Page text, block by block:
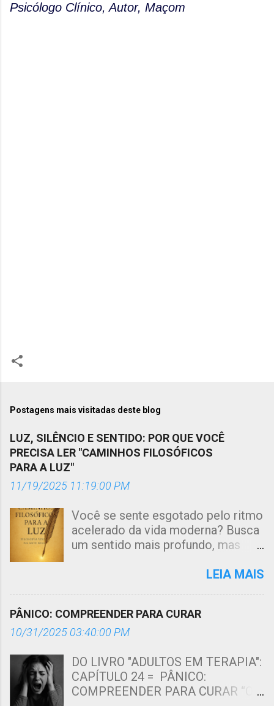
Psicólogo Clínico, Autor, Maçom
Postagens mais visitadas deste blog
LUZ, SILÊNCIO E SENTIDO: POR QUE VOCÊ
PRECISA LER "CAMINHOS FILOSÓFICOS
PARA A LUZ"
11/19/2025 11:19:00 PM
Você se sente esgotado pelo ritmo
acelerado da vida moderna? Busca
um sentido mais profundo, mas
livro "Caminhos Filosóficos para a
Cesar T. Ribeiro , é um convite
poderoso e lúcido para uma
transcende o âmbito literário e se
estabelece como uma profunda e
articulada proposta de filosofia
LEIA MAIS
PÂNICO: COMPREENDER PARA CURAR
10/31/2025 03:40:00 PM
DO LIVRO "ADULTOS EM TERAPIA":
CAPÍTULO 24 = PÂNICO:
COMPREENDER PARA CURAR “O